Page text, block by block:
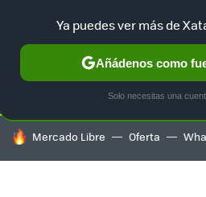
SELECCIÓN GAMING HOME
HOY SE HABLA DE
Mercado Libre Oferta
Ya puedes ver más de
Añádenos como
Solo necesitas una